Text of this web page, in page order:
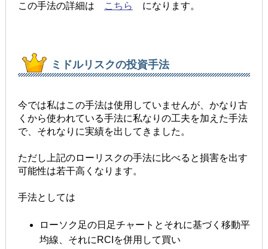
この手法の詳細は こちら になります。
ミドルリスクの投資手法
今では私はこの手法は使用していませんが、かなり古
くから使われている手法に私なりの工夫を加えた手法
で、それなりに実績を出してきました。
ただし上記のローリスクの手法に比べると損害を出す
可能性は若干高くなります。
手法としては
ローソク足の日足チャートとそれに基づく移動平
均線、それにRCIを併用して買い